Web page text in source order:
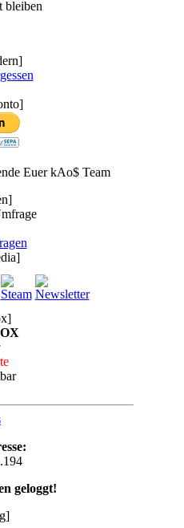
bleiben
Euer kAo$ Team
geloggt!